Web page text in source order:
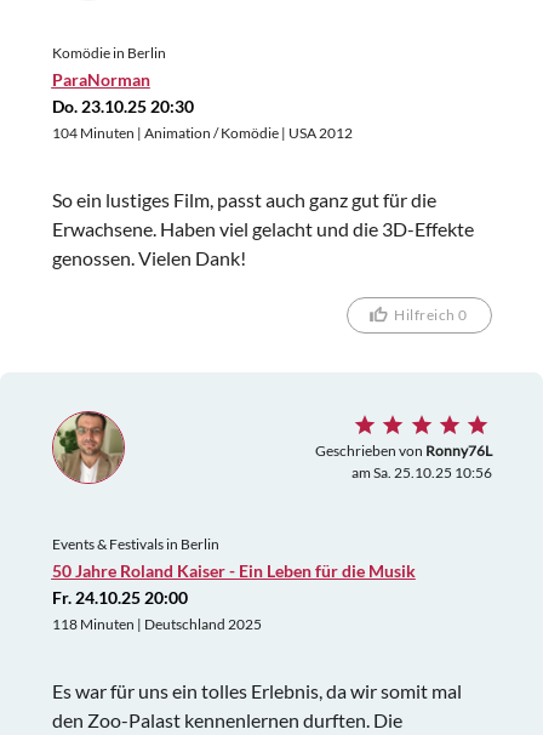
Komödie in Berlin
ParaNorman
Do. 23.10.25 20:30
104 Minuten | Animation / Komödie | USA 2012
So ein lustiges Film, passt auch ganz gut für die
Erwachsene. Haben viel gelacht und die 3D-Effekte
genossen. Vielen Dank!
Hilfreich 0
Geschrieben von Ronny76L
am Sa. 25.10.25 10:56
Events & Festivals in Berlin
50 Jahre Roland Kaiser - Ein Leben für die Musik
Fr. 24.10.25 20:00
118 Minuten | Deutschland 2025
Es war für uns ein tolles Erlebnis, da wir somit mal
den Zoo-Palast kennenlernen durften. Die